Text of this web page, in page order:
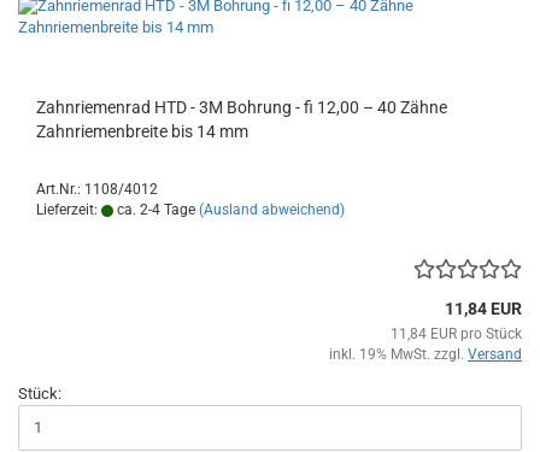
Zahnriemenrad HTD - 3M Bohrung - fi 12,00 – 40 Zähne
Zahnriemenbreite bis 14 mm
Art.Nr.: 1108/4012
Lieferzeit:
ca. 2-4 Tage (Ausland abweichend)
11,84 EUR
11,84 EUR pro Stück
inkl. 19% MwSt. zzgl. Versand
Stück: